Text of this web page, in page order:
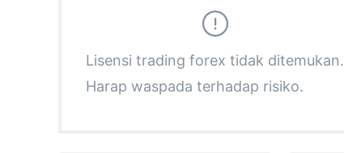
6
7
5
6
5
6
Lisensi trading forex tidak ditemukan.
Harap waspada terhadap risiko.